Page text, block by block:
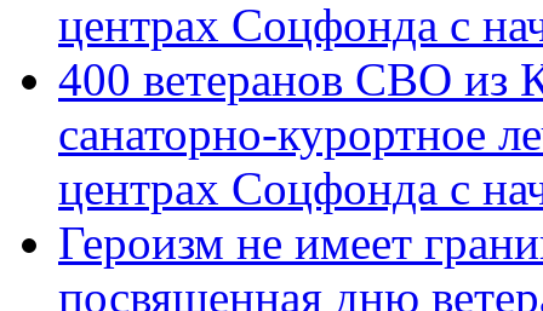
центрах Соцфонда с
400 ветеранов СВО из
санаторно-курортное
центрах Соцфонда с
Героизм не имеет
посвященная дню